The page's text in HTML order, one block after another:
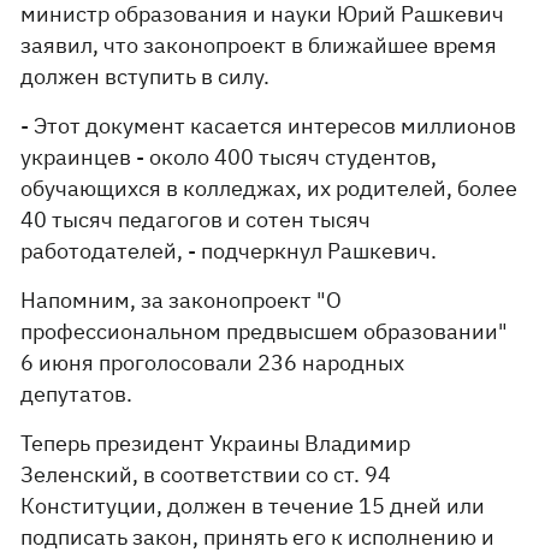
министр образования и науки Юрий Рашкевич
заявил, что законопроект в ближайшее время
должен вступить в силу.
- Этот документ касается интересов миллионов
украинцев - около 400 тысяч студентов,
обучающихся в колледжах, их родителей, более
40 тысяч педагогов и сотен тысяч
работодателей, - подчеркнул Рашкевич.
Напомним, за законопроект "О
профессиональном предвысшем образовании"
6 июня проголосовали 236 народных
депутатов.
Теперь президент Украины Владимир
Зеленский, в соответствии со ст. 94
Конституции, должен в течение 15 дней или
подписать закон, принять его к исполнению и